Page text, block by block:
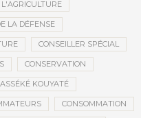
LA DÉFENSE
CONSEILLER SPÉCIAL
CONSERVATION
KOUYATÉ
CONSOMMATION